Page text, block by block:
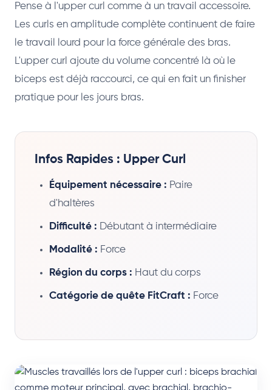
Pense à l'upper curl comme à un travail accessoire.
Les curls en amplitude complète continuent de faire
le travail lourd pour la force générale des bras.
L'upper curl ajoute du volume concentré là où le
biceps est déjà raccourci, ce qui en fait un finisher
pratique pour les jours bras.
Infos Rapides : Upper Curl
Équipement nécessaire : Paire
d'haltères
Difficulté : Débutant à intermédiaire
Modalité : Force
Région du corps : Haut du corps
Catégorie de quête FitCraft : Force